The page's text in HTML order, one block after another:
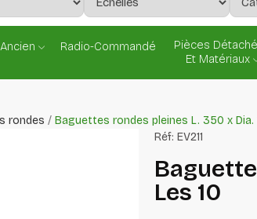
Radio-Commandé
Pièces
Et Matériaux
rondes
Baguettes rondes pleines L. 350 x Dia.
Réf: EV211
Les 10